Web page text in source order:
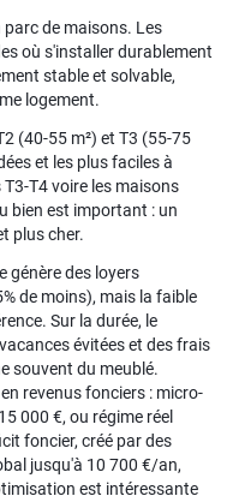
de maisons. Les
où s'installer durablement
stable et solvable,
logement.
(40-55 m²) et T3 (55-75
et les plus faciles à
T4 voire les maisons
bien est important : un
plus cher.
génère des loyers
de moins), mais la faible
Sur la durée, le
évitées et des frais
souvent du meublé.
revenus fonciers : micro-
000 €, ou régime réel
foncier, créé par des
jusqu'à 10 700 €/an,
est intéressante